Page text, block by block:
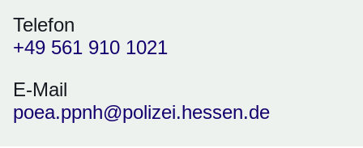
Telefon
+49 561 910 1021
E-Mail
poea.ppnh@polizei.hessen.de